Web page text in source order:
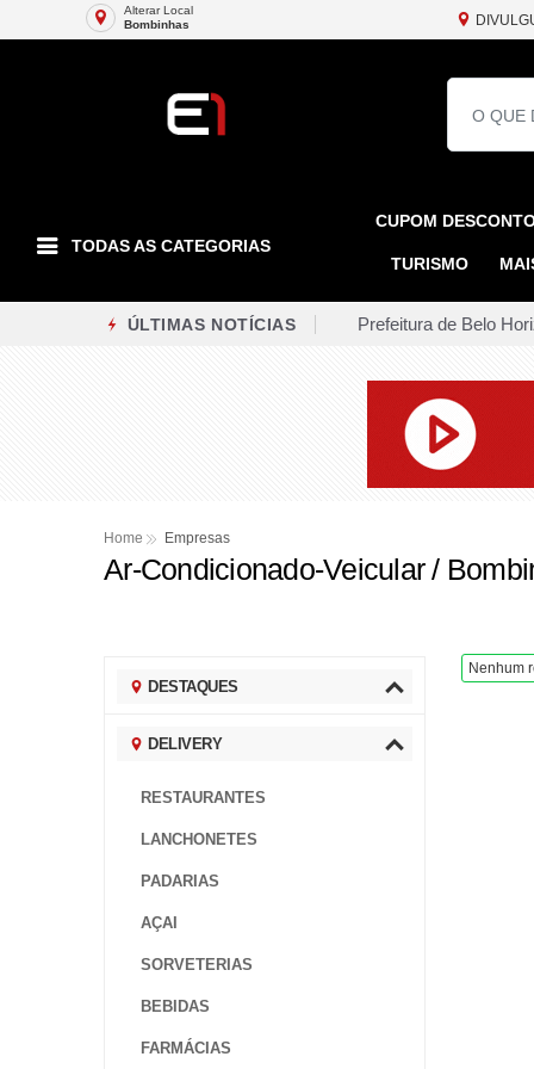
Alterar Local
Bombinhas
TODAS AS CATEGORIAS
CUPOM
TURISMO
ÚLTIMAS NOTÍCIAS Prefeitura de Belo
Três pessoas
Ciclone bomba
Obras de
Ponte entre
Vereador do Norte do
Motorista de
Home Empresas
Ar-Condicionado-Veicular /
DESTAQUES
DELIVERY
RESTAURANTES
LANCHONETES
PADARIAS
AÇAI
SORVETERIAS
BEBIDAS
FARMÁCIAS
Nenhum